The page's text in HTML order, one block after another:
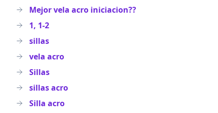
Mejor vela acro iniciacion??
1, 1-2
sillas
vela acro
Sillas
sillas acro
Silla acro